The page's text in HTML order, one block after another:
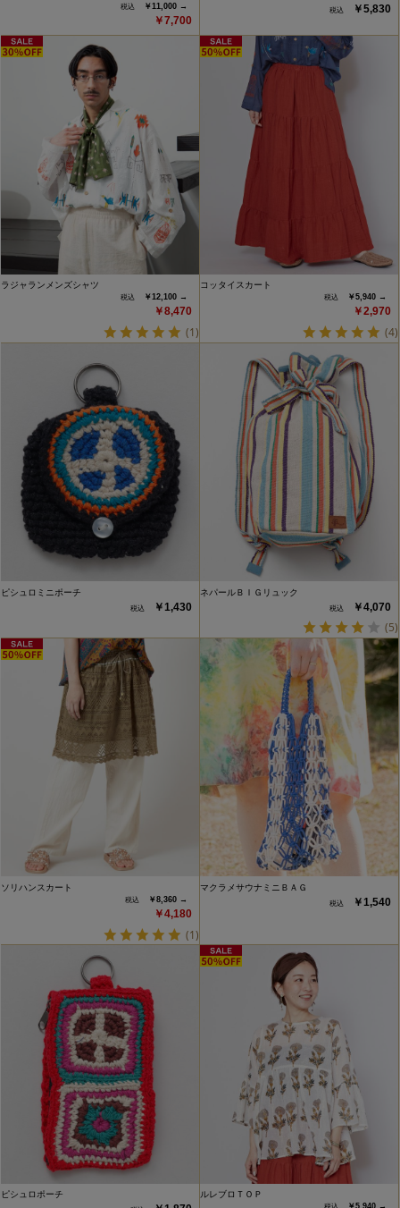
￥11,000 →
￥7,700
￥5,830
ラジャランメンズシャツ
￥12,100 →
￥8,470
(1)
コッタイスカート
￥5,940 →
￥2,970
(4)
ピシュロミニポーチ
￥1,430
ネパールＢＩＧリュック
￥4,070
(5)
ソリハンスカート
￥8,360 →
￥4,180
(1)
マクラメサウナミニＢＡＧ
￥1,540
ピシュロポーチ ルレブロＴＯＰ